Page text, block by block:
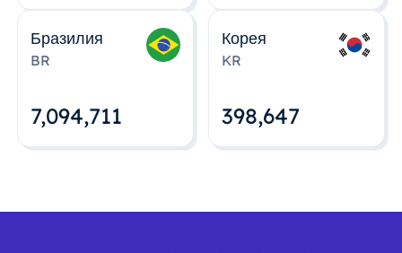
Бразилия
BR
7,094,712
Корея
KR
398,648